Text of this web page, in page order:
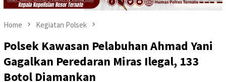
Home Kegiatan Polsek
Polsek Kawasan Pelabuhan Ahmad Yani
Gagalkan Peredaran Miras Ilegal, 133
Botol Diamankan